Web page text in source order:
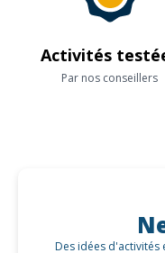
Activités
Par nos conseillers
Des idées d'activités